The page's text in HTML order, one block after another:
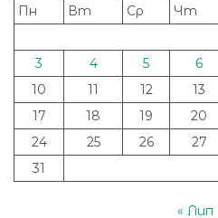
Пн
Вт Ср Чт
3
4 5 6
10
11 12 13
17
18 19 20
24
25 26 27
31
« Лип